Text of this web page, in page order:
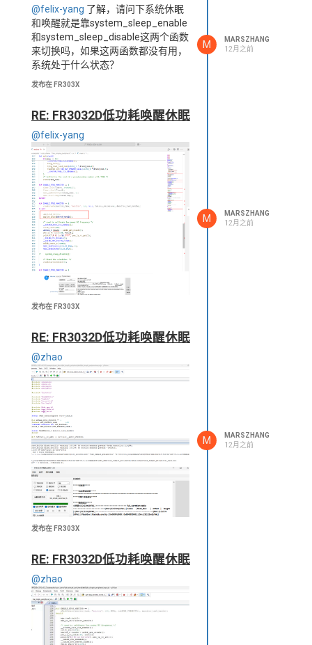
@felix-yang 了解，请问下系统休眠
和唤醒就是靠system_sleep_enable
和system_sleep_disable这两个函数
来切换吗，如果这两函数都没有用，
系统处于什么状态？
发布在 FR303X
M
MARSZHANG
12月之前
RE: FR3032D低功耗唤醒休眠
@felix-yang
你的代码和官网下的是有区别的，不
知道是不是要添加
co_delay_10us(40000);system_sleep_enable();
这两句？
发布在 FR303X
M
MARSZHANG
12月之前
RE: FR3032D低功耗唤醒休眠
@zhao
FR303x-SDK-v0.3.11也是一样的情
况，目前看就只有FR303x-SDK-
v0.3.5是正常的，芯片用的
FR3032D，编译环境选的
发布在 FR303X
M
MARSZHANG
12月之前
RE: FR3032D低功耗唤醒休眠
@zhao